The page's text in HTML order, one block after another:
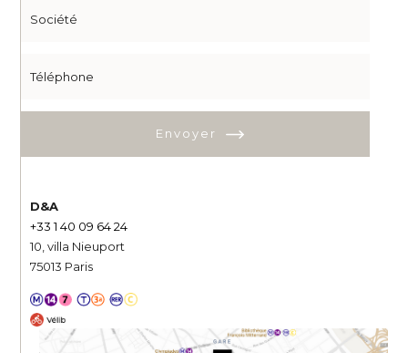
Envoyer
D&A
+33 1 40 09 64 24
10, villa Nieuport
75013 Paris